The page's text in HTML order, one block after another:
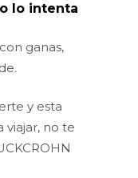
lo intenta
ganas,
y esta
viajar, no te